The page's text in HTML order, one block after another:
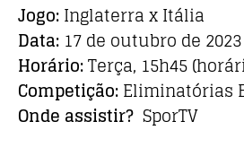
Jogo:Inglaterra x Itália
Data: 17 de outubro de 2023
Horário:Terça, 15h45
Competição:Eliminatórias
Onde assistir? SporTV